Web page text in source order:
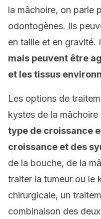
la mâchoire, on parle
odontogènes. Ils
en taille et en gravité.
mais peuvent être
et les tissus
Les options de
kystes de la mâchoire
type de croissance
croissance et des
de la bouche, de la
traiter la tumeur ou le
chirurgicale, un
combinaison des